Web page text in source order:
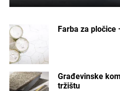
Farba za pločice
Građevinske
tržištu